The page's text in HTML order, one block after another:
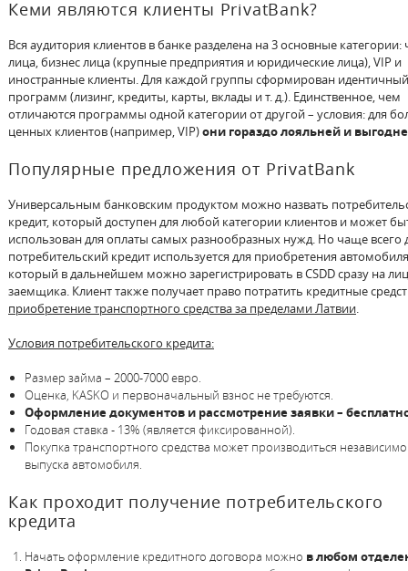
Кеми являются клиенты PrivatBank?
Вся аудитория клиентов в банке разделена на 3 основные категории:
лица, бизнес лица (крупные предприятия и юридические лица), VIP и
иностранные клиенты. Для каждой группы сформирован
программ (лизинг, кредиты, карты, вклады и т. д.). Единственное, чем
отличаются программы одной категории от другой – условия: для
ценных клиентов (например, VIP)они гораздо лояльней и
Популярные предложения от PrivatBank
Универсальным банковским продуктом можно назвать
кредит, который доступен для любой категории клиентов и может
использован для оплаты самых разнообразных нужд. Но чаще всего
потребительский кредит используется для приобретения
который в дальнейшем можно зарегистрировать в CSDD сразу на
заемщика. Клиент также получает право потратить кредитные
приобретение транспортного средства за пределами Латвии.
Условия потребительского кредита:
Размер займа – 2000-7000 евро.
Оценка, KASKO и первоначальный взнос не требуются.
Оформление документов и рассмотрение заявки –
Годовая ставка - 13% (является фиксированной).
Покупка транспортного средства может производиться
выпуска автомобиля.
Как проходит получение потребительского
кредита
Начать оформление кредитного договора можно в любом